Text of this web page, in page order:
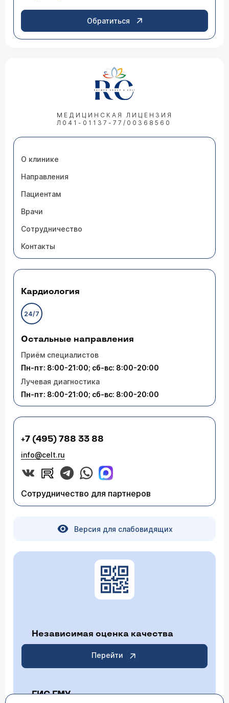
Обратиться
МЕДИЦИНСКАЯ ЛИЦЕНЗИЯ
Л041-01137-77/00368560
О клинике
Направления
Пациентам
Врачи
Сотрудничество
Контакты
Кардиология
24/7
Остальные направления
Приём специалистов
Пн-пт: 8:00-21:00; сб-вс: 8:00-20:00
Лучевая диагностика
Пн-пт: 8:00-21:00; сб-вс: 8:00-20:00
+7 (495) 788 33 88
info@celt.ru
Сотрудничество для партнеров
Версия для слабовидящих
Независимая оценка качества
Перейти
ГИС ГМУ